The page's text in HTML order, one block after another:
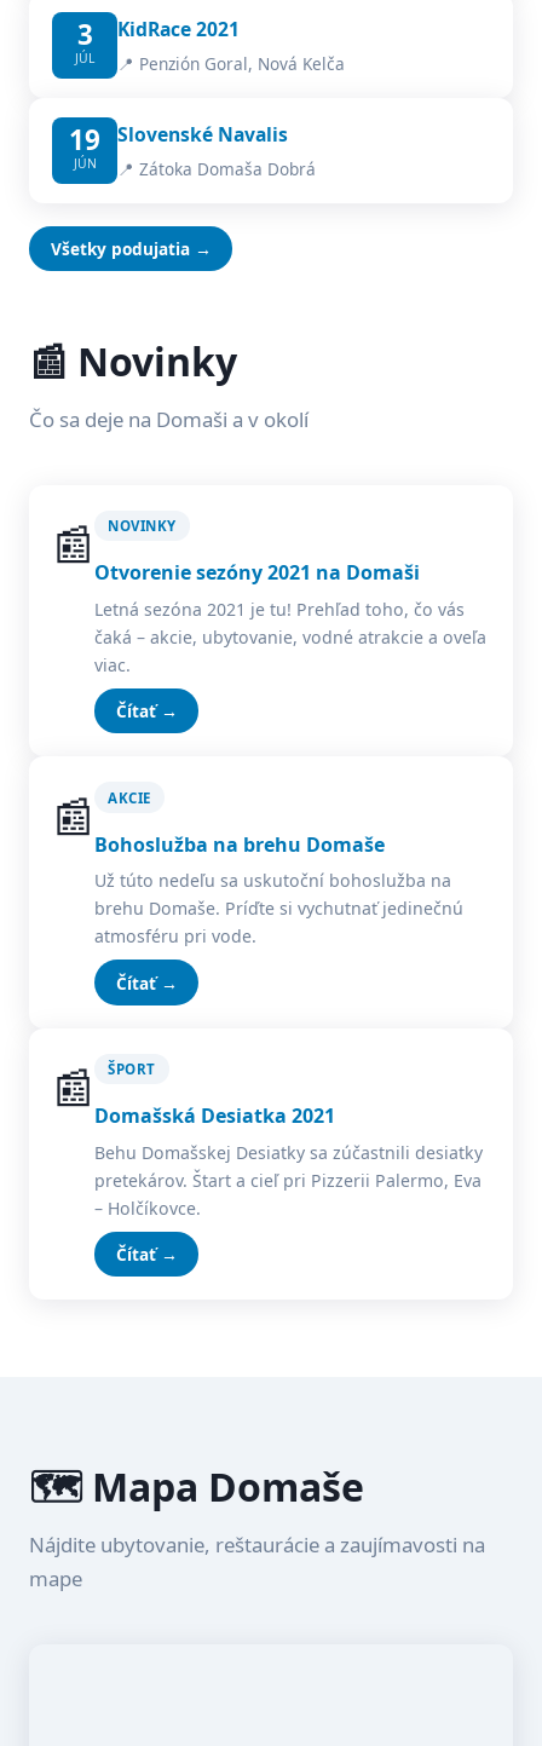
3
JÚL
KidRace 2021
📍 Penzión Goral, Nová Kelča
19
JÚN
Slovenské Navalis
📍 Zátoka Domaša Dobrá
Všetky podujatia →
📰 Novinky
Čo sa deje na Domaši a v okolí
📰 NOVINKY
Otvorenie sezóny 2021 na Domaši
Letná sezóna 2021 je tu! Prehľad toho, čo vás
čaká – akcie, ubytovanie, vodné atrakcie a oveľa
viac.
Čítať →
📰 AKCIE
Bohoslužba na brehu Domaše
Už túto nedeľu sa uskutoční bohoslužba na
brehu Domaše. Príďte si vychutnať jedinečnú
atmosféru pri vode.
Čítať →
📰 ŠPORT
Domašská Desiatka 2021
Behu Domašskej Desiatky sa zúčastnili desiatky
pretekárov. Štart a cieľ pri Pizzerii Palermo, Eva
– Holčíkovce.
Čítať →
🗺️ Mapa Domaše
Nájdite ubytovanie, reštaurácie a zaujímavosti na
mape